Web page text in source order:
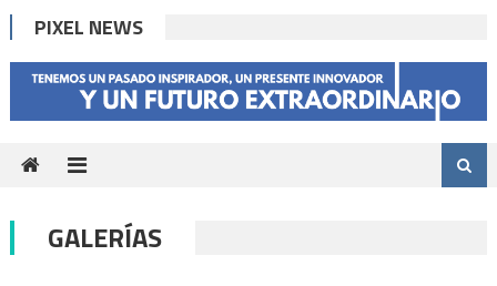
PIXEL NEWS
GALERÍAS